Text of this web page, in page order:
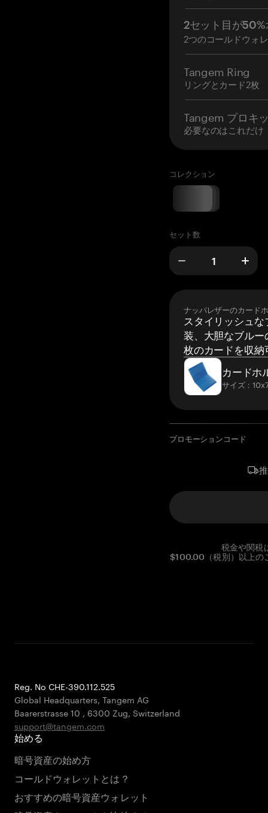
2セット目が50%
2つのコールドウォ
Tangem Ring
リングとカード2枚
Tangem プロキ
必要なのはこれだけ
コレクション
セット数
ナッパレザーのカード
スタイリッシュ
装、大胆なブルー
枚のカードを収納
カードホ
サイズ：
プロモーションコード
税金や関税
$100.00（税別）以上の
Reg. No CHE-390.112.525
Global Headquarters, Tangem AG
Baarerstrasse 10 , 6300 Zug, Switzerland
support@tangem.com
始める
暗号資産の始め方
コールドウォレットとは？
おすすめの暗号資産ウォレット